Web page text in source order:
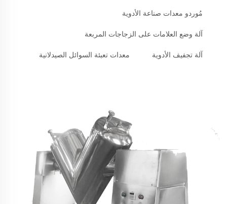
مُوردو معدات صناعة الأدوية
آلة وضع العلامات على الزجاجات المربعة
آلة تجفيف الأدوية معدات تعبئة السوائل الصيدلانية